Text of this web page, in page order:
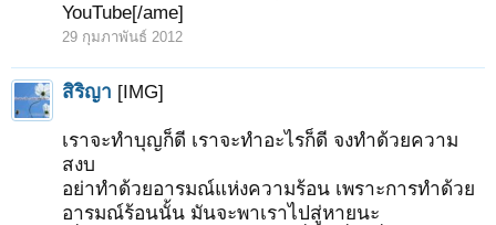
YouTube[/ame]
29 กุมภาพันธ์ 2012
สิริญา [IMG]
เราจะทำบุญก็ดี เราจะทำอะไรก็ดี จงทำด้วยความ
สงบ
อย่าทำด้วยอารมณ์แห่งความร้อน เพราะการทำด้วย
อารมณ์ร้อนนั้น มันจะพาเราไปสู่หายนะ